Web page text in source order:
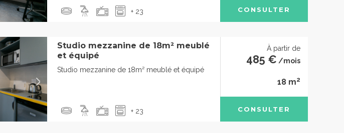
+ 23 CONSULTER
Studio mezzanine de 18m² meublé
et équipé
Studio mezzanine de 18m² meublé et équipé
+ 23
À partir de
485 € /mois
18 m2
CONSULTER